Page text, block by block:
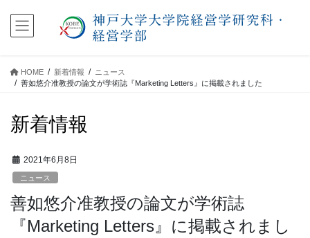
HOME 新着情報
ニュース
善如悠介准教授の論文が学術誌『Marketing Letters』に掲載されました
新着情報
2021年6月8日
ニュース
善如悠介准教授の論文が学術誌
『Marketing Letters』に掲載されまし